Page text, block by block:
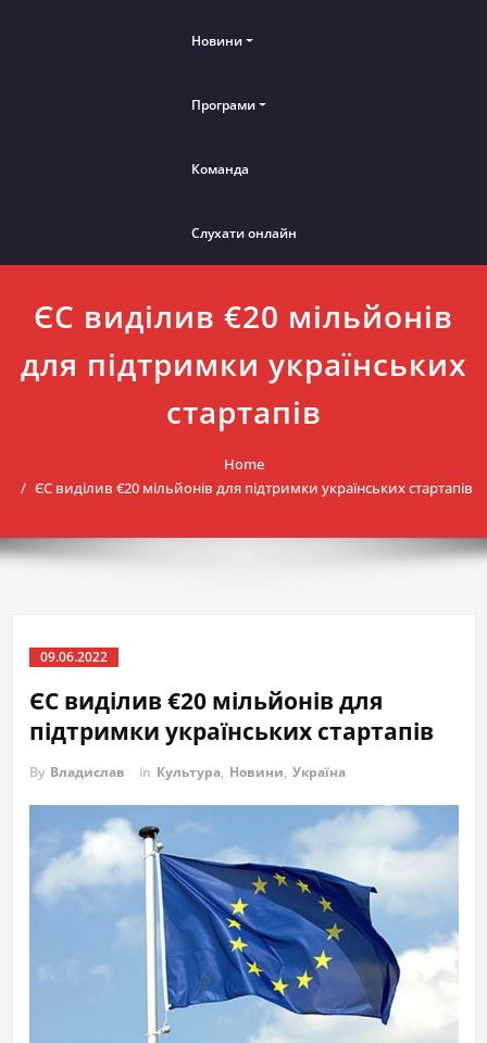
Новини
Програми
Команда
Слухати онлайн
ЄС виділив €20 мільйонів
для підтримки українських
стартапів
Home
ЄС виділив €20 мільйонів для підтримки українських стартапів
09.06.2022
ЄС виділив €20 мільйонів для
підтримки українських стартапів
By Владислав in Культура, Новини, Україна